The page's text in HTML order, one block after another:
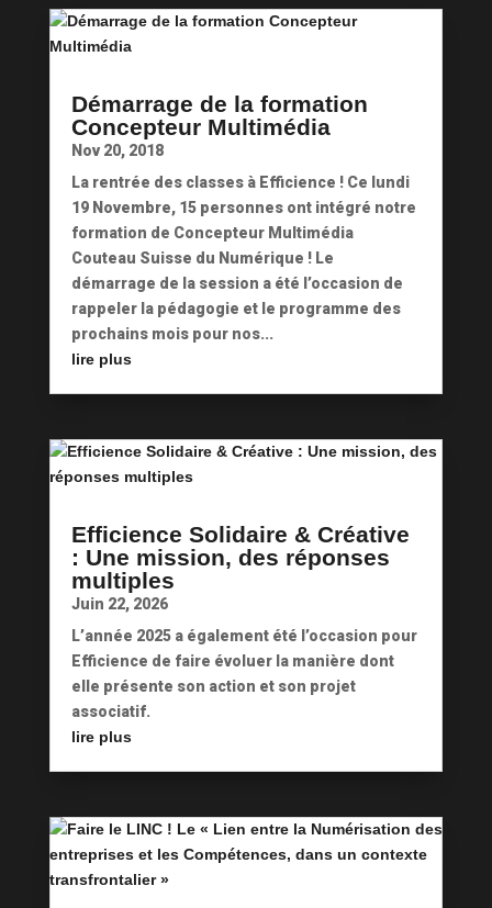
Démarrage de la formation
Concepteur Multimédia
Nov 20, 2018
La rentrée des classes à Efficience ! Ce lundi
19 Novembre, 15 personnes ont intégré notre
formation de Concepteur Multimédia
Couteau Suisse du Numérique ! Le
démarrage de la session a été l’occasion de
rappeler la pédagogie et le programme des
prochains mois pour nos...
lire plus
Efficience Solidaire & Créative
: Une mission, des réponses
multiples
Juin 22, 2026
L’année 2025 a également été l’occasion pour
Efficience de faire évoluer la manière dont
elle présente son action et son projet
associatif.
lire plus